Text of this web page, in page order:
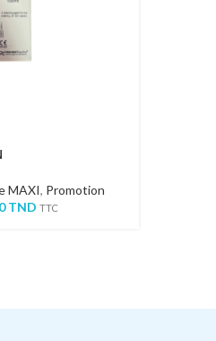
MAXI, Promotion
TND TTC